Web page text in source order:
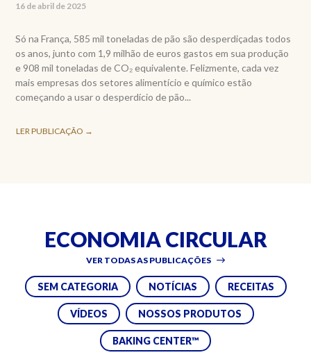
16 de abril de 2025
Só na França, 585 mil toneladas de pão são desperdiçadas todos
os anos, junto com 1,9 milhão de euros gastos em sua produção
e 908 mil toneladas de CO₂ equivalente. Felizmente, cada vez
mais empresas dos setores alimentício e químico estão
começando a usar o desperdício de pão...
LER PUBLICAÇÃO →
ECONOMIA CIRCULAR
VER TODAS AS PUBLICAÇÕES
SEM CATEGORIA NOTÍCIAS RECEITAS
VÍDEOS NOSSOS PRODUTOS
BAKING CENTER™